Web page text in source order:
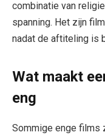
combinatie van
spanning. Het zijn
nadat de aftiteling is
Wat maakt
eng
Sommige enge films